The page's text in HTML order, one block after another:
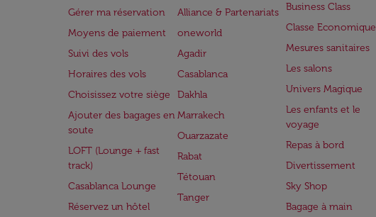
Gérer ma réservation
Moyens de paiement
Suivi des vols
Horaires des vols
Choisissez votre siège
Ajouter des bagages en
soute
LOFT (Lounge + fast
track)
Casablanca Lounge
Réservez un hôtel
Alliance & Partenariats
oneworld
Agadir
Casablanca
Dakhla
Marrakech
Ouarzazate
Rabat
Tétouan
Tanger
Business Class
Classe Economique
Mesures sanitaires
Les salons
Univers Magique
Les enfants et le
voyage
Repas à bord
Divertissement
Sky Shop
Bagage à main